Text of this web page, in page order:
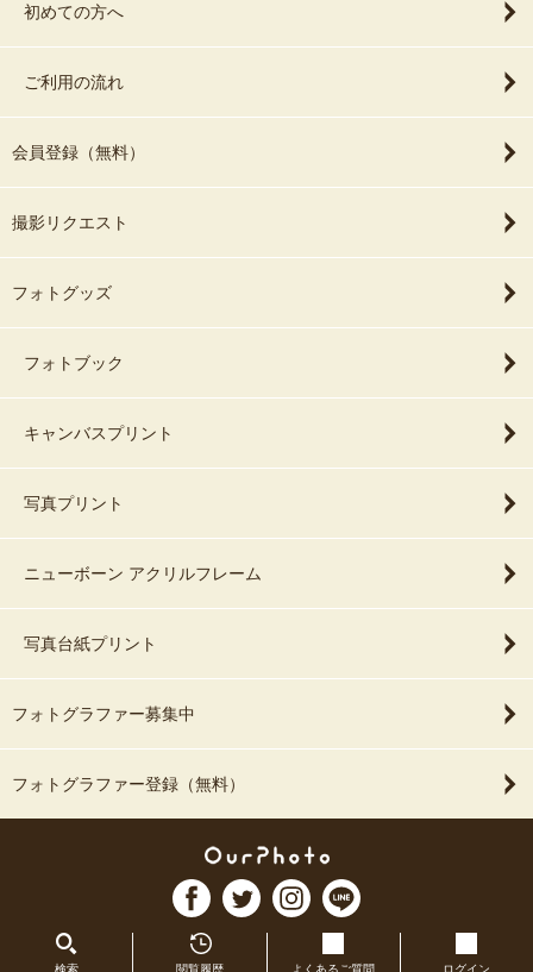
初めての方へ
ご利用の流れ
会員登録（無料）
撮影リクエスト
フォトグッズ
フォトブック
キャンバスプリント
写真プリント
ニューボーン アクリルフレーム
写真台紙プリント
フォトグラファー募集中
フォトグラファー登録（無料）
検索 閲覧履歴 よくあるご質問 ログイン